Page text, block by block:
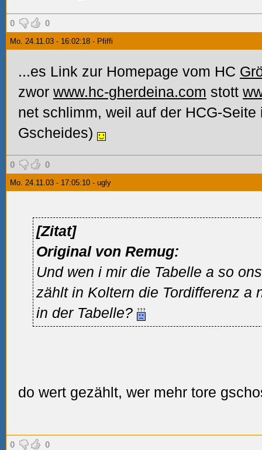
0 0
Mo. 24.11.03 - 16:02:18 - Pfiffi
...es Link zur Homepage vom HC
zwor www.hc-gherdeina.com stott
net schlimm, weil auf der HCG-
Gscheides)
0 0
Mo. 24.11.03 - 17:05:10 - ugly
[Zitat]
Original von Remug:
Und wen i mir die Tabelle a so
zählt in Koltern die Tordifferenz a
in der Tabelle?
do wert gezählt, wer mehr tore
0 0